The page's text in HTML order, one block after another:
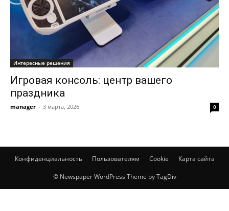
Интересные решения
Игровая консоль: центр вашего
праздника
manager - 3 марта, 2026 0
Конфиденциальность Пользователям Cookie Карта сайта
© Newspaper WordPress Theme by TagDiv